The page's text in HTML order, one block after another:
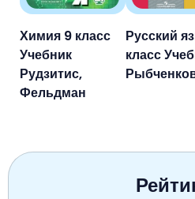
Химия 9 класс
Учебник
Рудзитис,
Фельдман
Русский
класс